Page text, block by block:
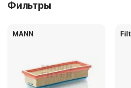
Фильтры
MANN